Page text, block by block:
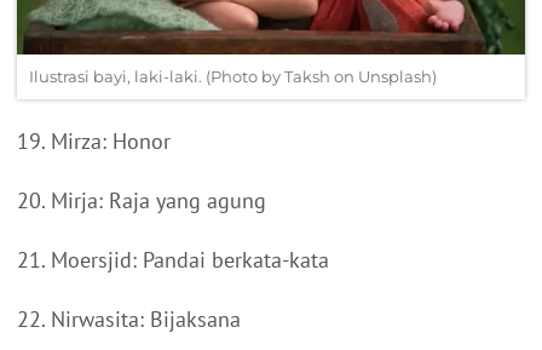
Ilustrasi bayi, laki-laki. (Photo by Taksh on Unsplash)
19. Mirza: Honor
20. Mirja: Raja yang agung
21. Moersjid: Pandai berkata-kata
22. Nirwasita: Bijaksana